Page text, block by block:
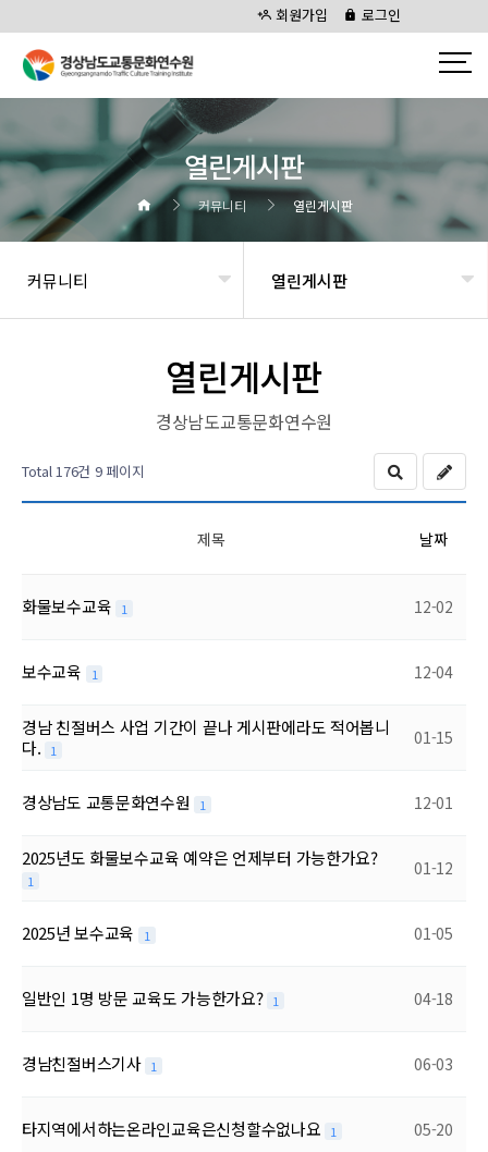
회원가입 로그인
열린게시판
커뮤니티 열린게시판
커뮤니티 열린게시판
열린게시판
경상남도교통문화연수원
Total 176건 9 페이지
제목 날짜
화물보수교육 1 12-02
보수교육 1 12-04
경남 친절버스 사업 기간이 끝나 게시판에라도 적어봅니
다.
1
01-15
경상남도 교통문화연수원 1 12-01
2025년도 화물보수교육 예약은 언제부터 가능한가요?
1
01-12
2025년 보수교육 1 01-05
일반인 1명 방문 교육도 가능한가요? 1 04-18
경남친절버스기사 1 06-03
타지역에서하는온라인교육은신청할수없나요 1 05-20